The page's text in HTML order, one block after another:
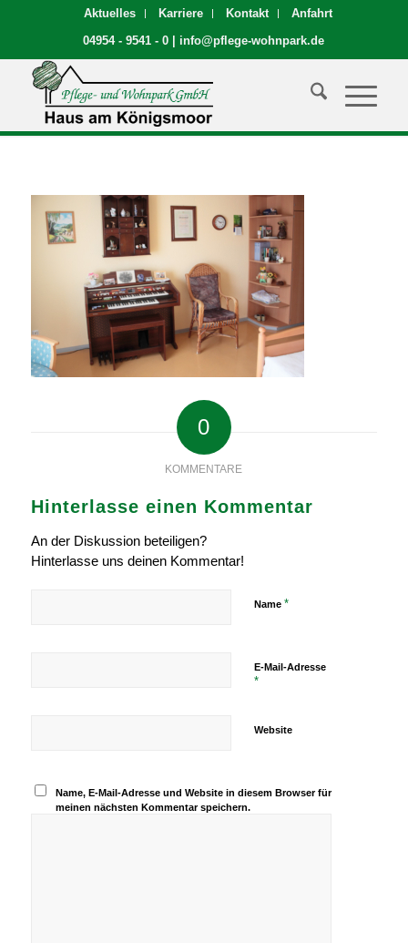
Aktuelles Karriere Kontakt
Anfahrt
04954 - 9541 - 0
info@pflege-wohnpark.de
0
KOMMENTARE
Hinterlasse einen Kommentar
An der Diskussion beteiligen?
Hinterlasse uns deinen Kommentar!
Name *
E-Mail-Adresse
*
Website
Name, E-Mail-Adresse und Website in diesem Browser für
meinen nächsten Kommentar speichern.